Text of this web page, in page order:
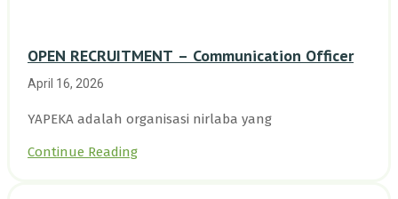
OPEN RECRUITMENT – Communication Officer
April 16, 2026
YAPEKA adalah organisasi nirlaba yang
Continue Reading